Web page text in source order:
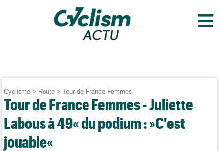
≡
Cyclisme > Route >Tour de France Femmes
Tour de France Femmes - Juliette
Labous à 49« du podium : »C'est
jouable«